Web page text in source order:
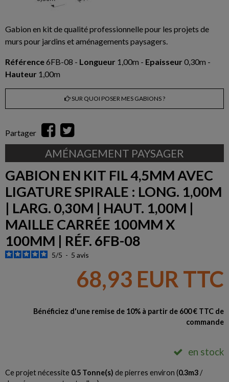
Gabion en kit de qualité professionnelle pour les projets de
murs pour jardins et aménagements paysagers.
Référence6FB-08 - Longueur 1,00m - Epaisseur 0,30m -
Hauteur 1,00m
SUR QUOI POSER MES GABIONS ?
Partager
AMÉNAGEMENT PAYSAGER
GABION EN KIT FIL 4,5MM AVEC
LIGATURE SPIRALE : LONG. 1,00M
| LARG. 0,30M | HAUT. 1,00M |
MAILLE CARRÉE 100MM X
100MM | RÉF. 6FB-08
5/5 - 5 avis
68,93 EUR TTC
Bénéficiez d'une remise de 10% à partir de 600 € TTC de
commande
en stock
Ce projet nécessite 0.5 Tonne(s) de pierres environ (0.3m3 /